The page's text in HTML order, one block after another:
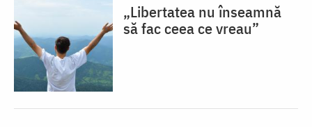
„Libertatea nu înseamnă
să fac ceea ce vreau”